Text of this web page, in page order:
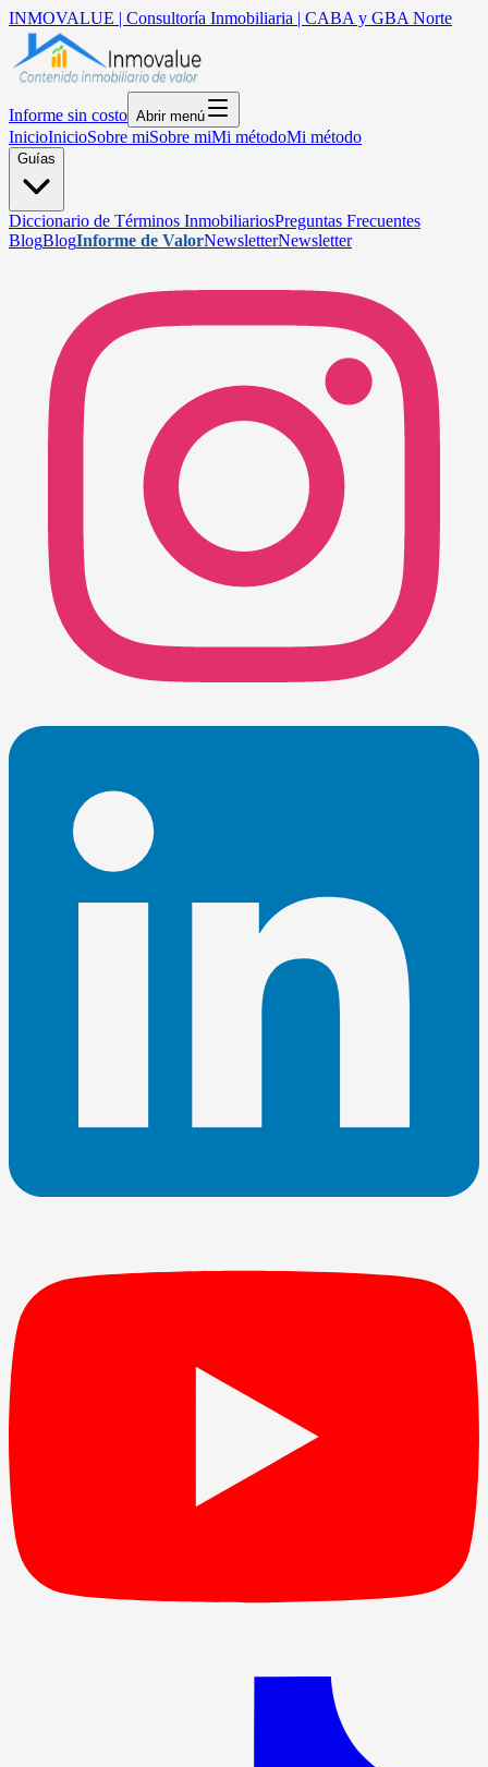
INMOVALUE | Consultoría Inmobiliaria | CABA y GBA Norte
Informe sin costo Abrir menú
InicioInicioSobre miSobre miMi métodoMi método
Guías
Diccionario de Términos InmobiliariosPreguntas Frecuentes
BlogBlogInforme de ValorNewsletterNewsletter